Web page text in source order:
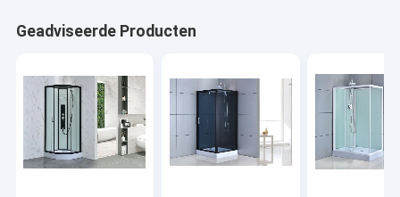
Geadviseerde Producten